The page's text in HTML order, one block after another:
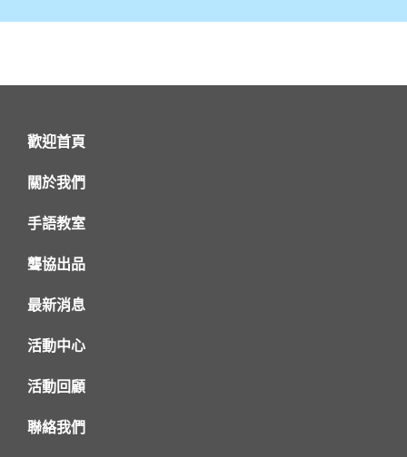
歡迎首頁
關於我們
手語教室
聾協出品
最新消息
活動中心
活動回顧
聯絡我們